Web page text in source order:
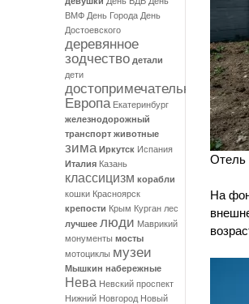
ВМФ День Города День
Достоевского
деревянное
зодчество детали
дети
достопримечательности
Европа Екатеринбург
железнодорожный
транспорт животные
зима Иркутск Испания
Италия Казань
классицизм корабли
кошки Красноярск
крепости Крым Курган лес
лучшее люди Маврикий
монументы мосты
мотоциклы музеи
Мышкин набережные
Нева Невский проспект
Нижний Новгород Новый
Отель
На